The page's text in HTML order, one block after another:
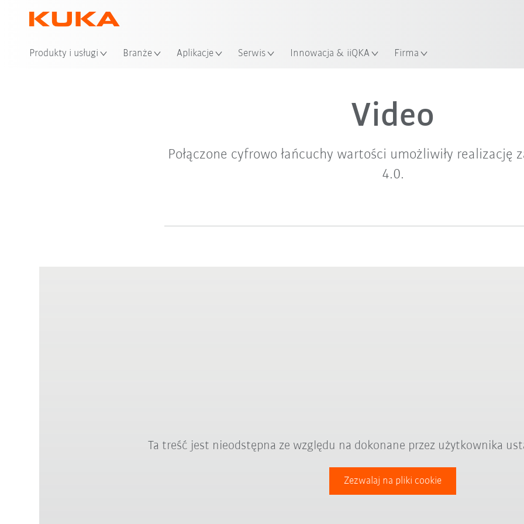
Produkty i usługi Branże Aplikacje Serwis Innowacja & iiQKA Firma
Video
Połączone cyfrowo łańcuchy wartości umożliwiły realizację
4.0.
Ta treść jest nieodstępna ze względu na dokonane przez użytkownika
Zezwalaj na pliki cookie